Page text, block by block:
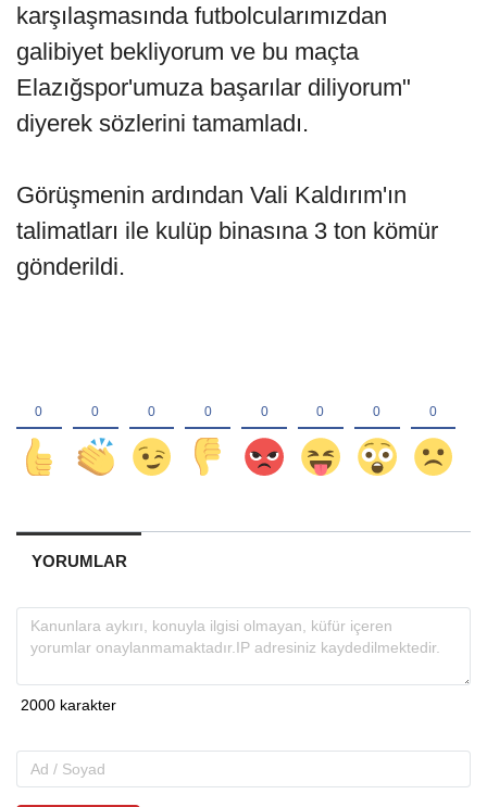
karşılaşmasında futbolcularımızdan
galibiyet bekliyorum ve bu maçta
Elazığspor'umuza başarılar diliyorum"
diyerek sözlerini tamamladı.
Görüşmenin ardından Vali Kaldırım'ın
talimatları ile kulüp binasına 3 ton kömür
gönderildi.
YORUMLAR